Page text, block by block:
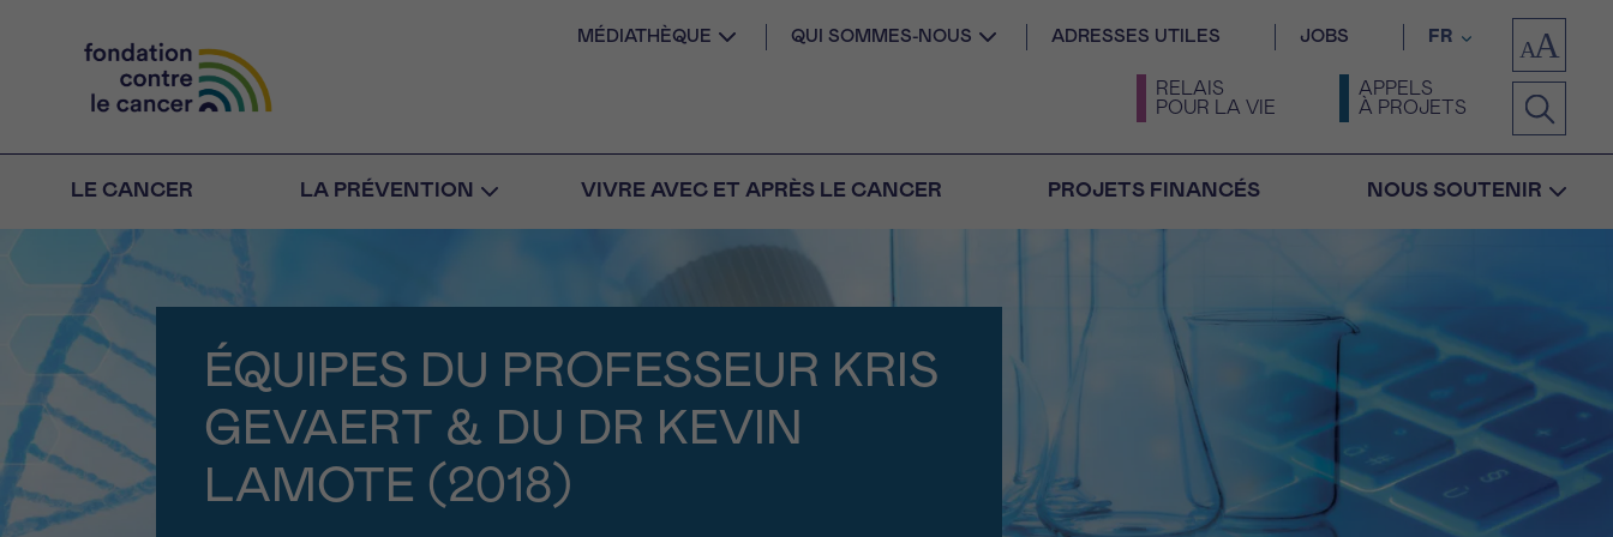
MÉDIATHÈQUE QUI SOMMES-NOUS ADRESSES UTILES JOBS FR
RELAIS
POUR LA VIE
APPELS
À PROJETS
LE CANCER LA PRÉVENTION VIVRE AVEC ET APRÈS LE CANCER PROJETS FINANCÉS NOUS SOUTENIR
ÉQUIPES DU PROFESSEUR KRIS
GEVAERT & DU DR KEVIN
LAMOTE (2018)
NOM
FACE AU CANCER VOUS
N’ÊTES PAS SEUL
Des professionnels pour répondre à
toutes vos questions sur le cancer
aucun diagnostic
RETOUR
RETOUR
Rendez-vous Question
CHOISISSEZ L’HEURE DU RENDEZ-VOUS